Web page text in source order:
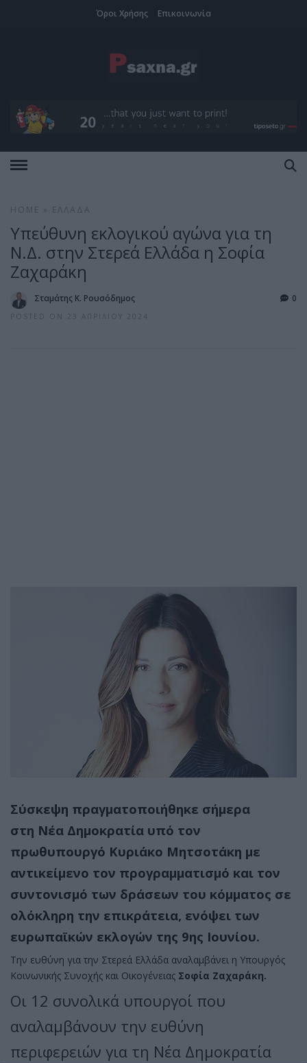
Όροι Χρήσης Επικοινωνία
HOME ΕΛΛΆΔΑ
Υπεύθυνη εκλογικού αγώνα για τη
Ν.Δ. στην Στερεά Ελλάδα η Σοφία
Ζαχαράκη
Σταμάτης Κ. Ρουσόδημος
POSTED ON 23 ΑΠΡΙΛΊΟΥ 2024
0
Σύσκεψη πραγματοποιήθηκε σήμερα
στη Νέα Δημοκρατία υπό τον
πρωθυπουργό Κυριάκο Μητσοτάκη με
αντικείμενο τον προγραμματισμό και τον
συντονισμό των δράσεων του κόμματος σε
ολόκληρη την επικράτεια, ενόψει των
ευρωπαϊκών εκλογών της 9ης Ιουνίου.
Την ευθύνη για την Στερεά Ελλάδα αναλαμβάνει η Υπουργός
Κοινωνικής Συνοχής και Οικογένειας Σοφία Ζαχαράκη.
Οι 12 συνολικά υπουργοί που
αναλαμβάνουν την ευθύνη
περιφερειών για τη Νέα Δημοκρατία